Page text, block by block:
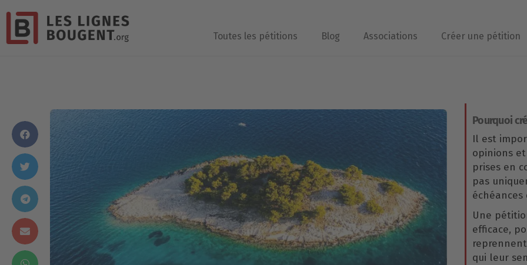
Toutes les pétitions Blog Associations Créer une pétition
Pourquoi
Il est
opinions
prises en
pas
Une
efficace,
qui leur